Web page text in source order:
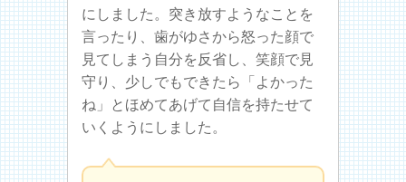
にしました。突き放すようなことを
言ったり、歯がゆさから怒った顔で
見てしまう自分を反省し、笑顔で見
守り、少しでもできたら「よかった
ね」とほめてあげて自信を持たせて
いくようにしました。